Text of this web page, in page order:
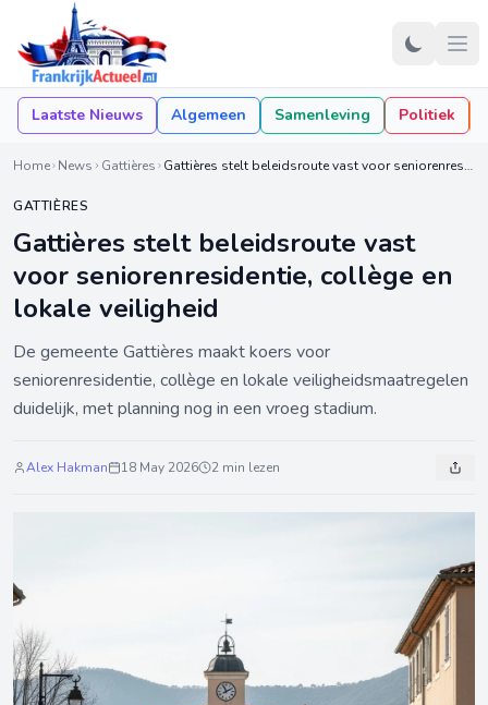
Laatste Nieuws Algemeen Samenleving Politiek
Home News Gattières Gattières stelt beleidsroute vast voor seniorenresidentie, collège en lokale veiligheid
GATTIÈRES
Gattières stelt beleidsroute vast
voor seniorenresidentie, collège en
lokale veiligheid
De gemeente Gattières maakt koers voor
seniorenresidentie, collège en lokale veiligheidsmaatregelen
duidelijk, met planning nog in een vroeg stadium.
Alex Hakman 18 May 2026 2 min lezen